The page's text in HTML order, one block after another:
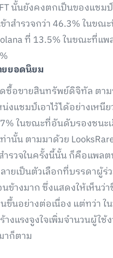
นั้นยังคงตกเป็นของแชมป์
าสำรวจกว่า 46.3% ในข
ที่ 13.5% ในขณะที่แ
ยยอดนิยม
ซื้อขายสินทรัพย์ดิจิทัล ตา
แชมป์เอาไว้ได้อย่างเหนี
ในขณะที่อันดับรองชนะ
นั้น ตามมาด้วย
ำรวจในครั้งนี้นั้น ก็คือแพล
ลายเป็นตัวเลือกที่บรรดาผู้
างมาก ซึ่งแสดงให้เห็นว่า
นอย่างต่อเนื่อง แต่ทว่า ใ
างแรงจูงใจเพิ่มจำนวนผู้ใ
าก็ตาม